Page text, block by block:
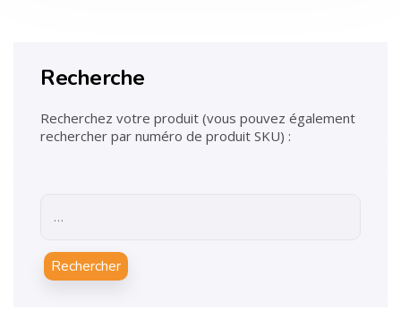
Recherche
Recherchez votre produit (vous pouvez également
rechercher par numéro de produit SKU) :
Rechercher